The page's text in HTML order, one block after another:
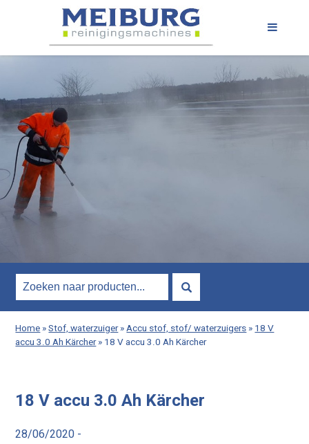
Home»Stof, waterzuiger»Accu stof, stof/ waterzuigers»18 V
accu 3.0 Ah Kärcher» 18 V accu 3.0 Ah Kärcher
18 V accu 3.0 Ah Kärcher
28/06/2020 -